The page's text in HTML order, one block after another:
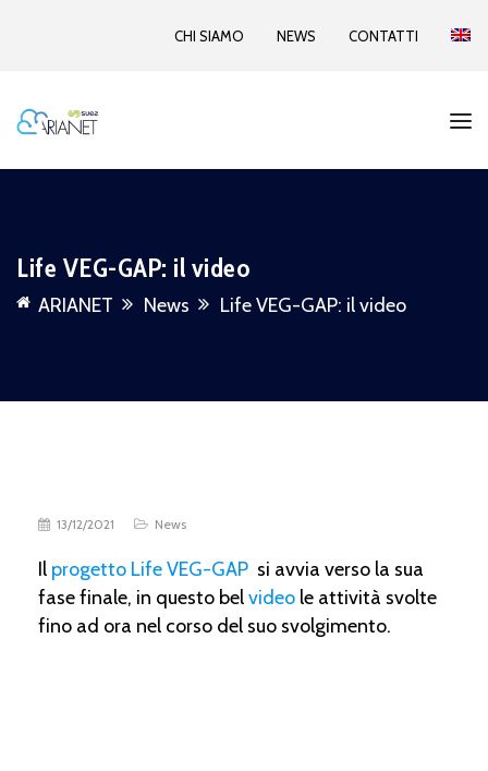
CHI SIAMO NEWS CONTATTI
Life VEG-GAP: il video
ARIANET News Life VEG-GAP: il video
13/12/2021 News
Il progetto Life VEG-GAP si avvia verso la sua
fase finale, in questo belvideo le attività svolte
fino ad ora nel corso del suo svolgimento.